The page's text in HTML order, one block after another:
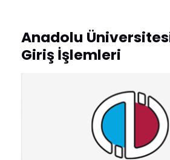
Anadolu
Giriş İşlemleri